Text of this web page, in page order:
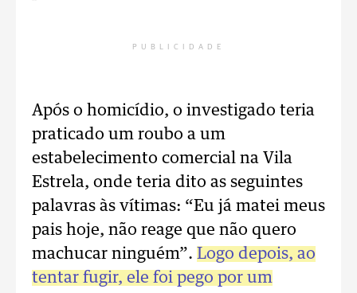
PUBLICIDADE
Após o homicídio, o investigado teria
praticado um roubo a um
estabelecimento comercial na Vila
Estrela, onde teria dito as seguintes
palavras às vítimas: “Eu já matei meus
pais hoje, não reage que não quero
machucar ninguém”. Logo depois, ao
tentar fugir, ele foi pego por um